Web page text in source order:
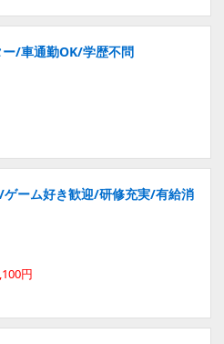
/車通勤OK/学歴不問
ーム好き歓迎/研修充実/有給消
円